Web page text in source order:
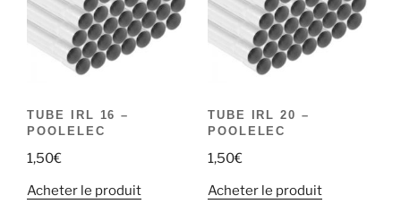
TUBE IRL 16 –
POOLELEC
1,50€
Acheter le produit
TUBE IRL 20 –
POOLELEC
1,50€
Acheter le produit